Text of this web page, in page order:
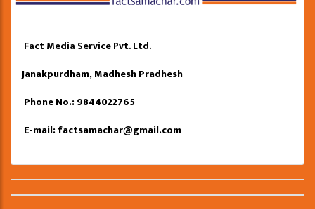
Fact Media Service Pvt. Ltd.
Janakpurdham, Madhesh Pradhesh
Phone No.: 9844022765
E-mail: factsamachar@gmail.com